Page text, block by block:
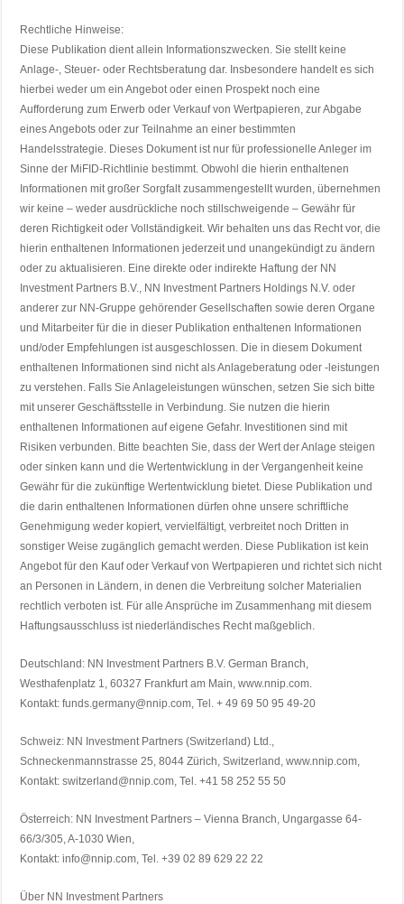
Rechtliche Hinweise:
Diese Publikation dient allein Informationszwecken. Sie stellt keine
Anlage-, Steuer- oder Rechtsberatung dar. Insbesondere handelt es sich
hierbei weder um ein Angebot oder einen Prospekt noch eine
Aufforderung zum Erwerb oder Verkauf von Wertpapieren, zur Abgabe
eines Angebots oder zur Teilnahme an einer bestimmten
Handelsstrategie. Dieses Dokument ist nur für professionelle Anleger im
Sinne der MiFID-Richtlinie bestimmt. Obwohl die hierin enthaltenen
Informationen mit großer Sorgfalt zusammengestellt wurden, übernehmen
wir keine – weder ausdrückliche noch stillschweigende – Gewähr für
deren Richtigkeit oder Vollständigkeit. Wir behalten uns das Recht vor, die
hierin enthaltenen Informationen jederzeit und unangekündigt zu ändern
oder zu aktualisieren. Eine direkte oder indirekte Haftung der NN
Investment Partners B.V., NN Investment Partners Holdings N.V. oder
anderer zur NN-Gruppe gehörender Gesellschaften sowie deren Organe
und Mitarbeiter für die in dieser Publikation enthaltenen Informationen
und/oder Empfehlungen ist ausgeschlossen. Die in diesem Dokument
enthaltenen Informationen sind nicht als Anlageberatung oder -leistungen
zu verstehen. Falls Sie Anlageleistungen wünschen, setzen Sie sich bitte
mit unserer Geschäftsstelle in Verbindung. Sie nutzen die hierin
enthaltenen Informationen auf eigene Gefahr. Investitionen sind mit
Risiken verbunden. Bitte beachten Sie, dass der Wert der Anlage steigen
oder sinken kann und die Wertentwicklung in der Vergangenheit keine
Gewähr für die zukünftige Wertentwicklung bietet. Diese Publikation und
die darin enthaltenen Informationen dürfen ohne unsere schriftliche
Genehmigung weder kopiert, vervielfältigt, verbreitet noch Dritten in
sonstiger Weise zugänglich gemacht werden. Diese Publikation ist kein
Angebot für den Kauf oder Verkauf von Wertpapieren und richtet sich nicht
an Personen in Ländern, in denen die Verbreitung solcher Materialien
rechtlich verboten ist. Für alle Ansprüche im Zusammenhang mit diesem
Haftungsausschluss ist niederländisches Recht maßgeblich.
Deutschland: NN Investment Partners B.V. German Branch,
Westhafenplatz 1, 60327 Frankfurt am Main, www.nnip.com.
Kontakt: funds.germany@nnip.com, Tel. + 49 69 50 95 49-20
Schweiz: NN Investment Partners (Switzerland) Ltd.,
Schneckenmannstrasse 25, 8044 Zürich, Switzerland, www.nnip.com,
Kontakt: switzerland@nnip.com, Tel. +41 58 252 55 50
Österreich: NN Investment Partners – Vienna Branch, Ungargasse 64-
66/3/305, A-1030 Wien,
Kontakt: info@nnip.com, Tel. +39 02 89 629 22 22
Über NN Investment Partners